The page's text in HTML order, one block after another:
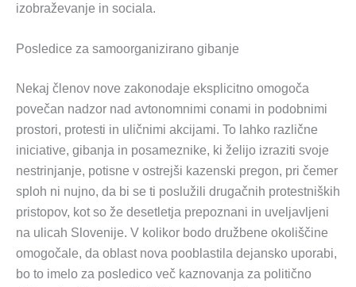
izobraževanje in sociala.
Posledice za samoorganizirano gibanje
Nekaj členov nove zakonodaje eksplicitno omogoča
povečan nadzor nad avtonomnimi conami in podobnimi
prostori, protesti in uličnimi akcijami. To lahko različne
iniciative, gibanja in posameznike, ki želijo izraziti svoje
nestrinjanje, potisne v ostrejši kazenski pregon, pri čemer
sploh ni nujno, da bi se ti poslužili drugačnih protestniških
pristopov, kot so že desetletja prepoznani in uveljavljeni
na ulicah Slovenije. V kolikor bodo družbene okoliščine
omogočale, da oblast nova pooblastila dejansko uporabi,
bo to imelo za posledico več kaznovanja za politično